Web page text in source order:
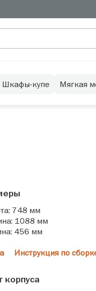
Шкафы-купе Мягкая
748 мм
1088 мм
456 мм
Инструкция по
корпуса